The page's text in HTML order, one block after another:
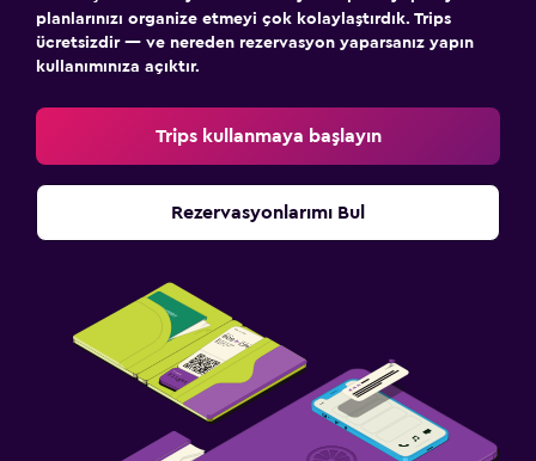
planlarınızı organize etmeyi çok kolaylaştırdık. Trips
ücretsizdir — ve nereden rezervasyon yaparsanız yapın
kullanımınıza açıktır.
Trips kullanmaya başlayın
Rezervasyonlarımı Bul